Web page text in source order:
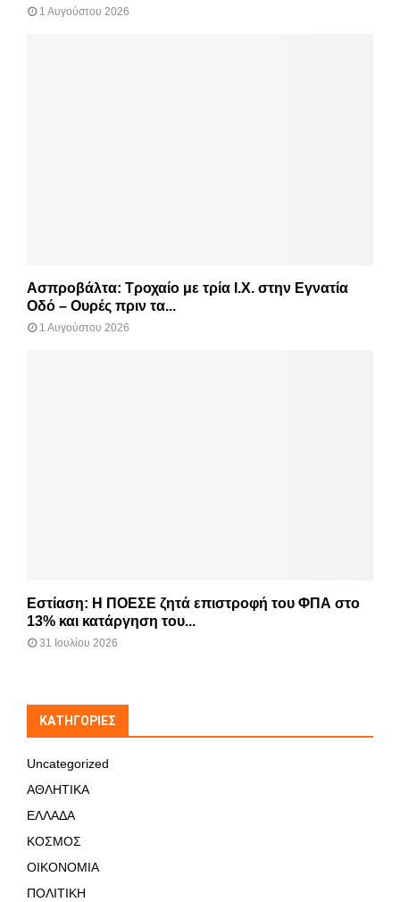
1 Αυγούστου 2026
Ασπροβάλτα: Τροχαίο με τρία Ι.Χ. στην Εγνατία
Οδό – Ουρές πριν τα...
1 Αυγούστου 2026
Εστίαση: Η ΠΟΕΣΕ ζητά επιστροφή του ΦΠΑ στο
13% και κατάργηση του...
31 Ιουλίου 2026
KΑΤΗΓΟΡΊΕΣ
Uncategorized
ΑΘΛΗΤΙΚΑ
ΕΛΛΑΔΑ
ΚΟΣΜΟΣ
ΟΙΚΟΝΟΜΙΑ
ΠΟΛΙΤΙΚΗ